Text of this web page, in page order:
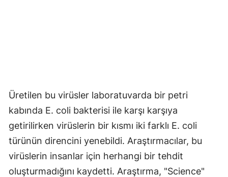
Üretilen bu virüsler laboratuvarda bir petri
kabında E. coli bakterisi ile karşı karşıya
getirilirken virüslerin bir kısmı iki farklı E. coli
türünün direncini yenebildi. Araştırmacılar, bu
virüslerin insanlar için herhangi bir tehdit
oluşturmadığını kaydetti. Araştırma, "Science"